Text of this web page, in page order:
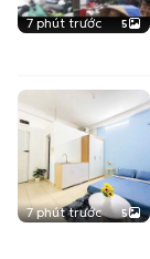
7 phút trước 5
7 phút trước 5